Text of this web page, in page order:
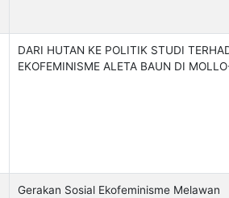
DARI HUTAN KE POLITIK STUDI
EKOFEMINISME ALETA BAUN DI
Gerakan Sosial Ekofeminisme Melawan